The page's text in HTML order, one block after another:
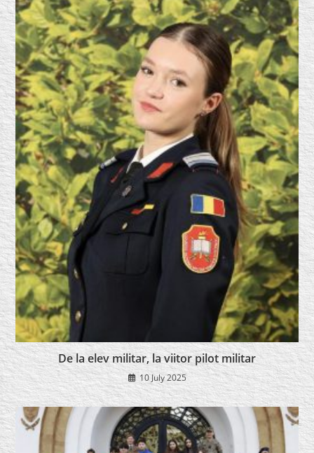
De la elev militar, la viitor pilot militar
10 July 2025